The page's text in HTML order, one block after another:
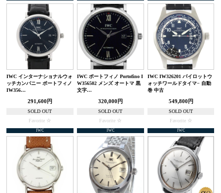
IWC インターナショナルウォ
ッチカンパニー ポートフィノ
IW356…
291,600円
SOLD OUT
Favorite
IWC ポートフィノ Portofino I
W356502 メンズ オートマ 黒
文字…
320,000円
SOLD OUT
Favorite
IWC IW326201 パイロットウ
ォッチワールドタイマ− 自動
巻 中古
549,800円
SOLD OUT
Favorite
IWC IWC IWC